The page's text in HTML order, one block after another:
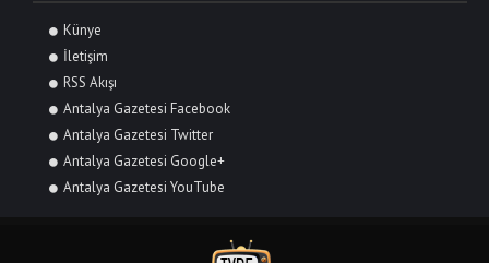
Künye
İletişim
RSS Akışı
Antalya Gazetesi Facebook
Antalya Gazetesi Twitter
Antalya Gazetesi Google+
Antalya Gazetesi YouTube